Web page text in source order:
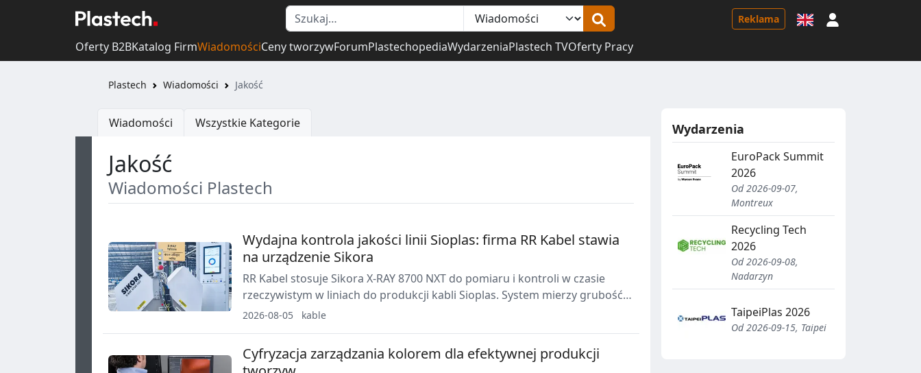
Reklama
Oferty B2BKatalog FirmWiadomościCeny tworzywForumPlastechopediaWydarzeniaPlastech TVOferty Pracy
Plastech Wiadomości Jakość
Wiadomości Wszystkie Kategorie
Jakość
Wiadomości Plastech
Wydajna kontrola jakości linii Sioplas: firma RR Kabel stawia
na urządzenie Sikora
RR Kabel stosuje Sikora X-RAY 8700 NXT do pomiaru i kontroli w czasie
rzeczywistym w liniach do produkcji kabli Sioplas. System mierzy grubość
ścianki, średnicę, mimośrodowość i inne parametry w pozycji gorącej linii.
2026-08-05 kable
Cyfryzacja zarządzania kolorem dla efektywnej produkcji
Wydarzenia
EuroPack Summit
2026
Od 2026-09-07,
Montreux
Recycling Tech
2026
Od 2026-09-08,
Nadarzyn
TaipeiPlas 2026
Od 2026-09-15, Taipei